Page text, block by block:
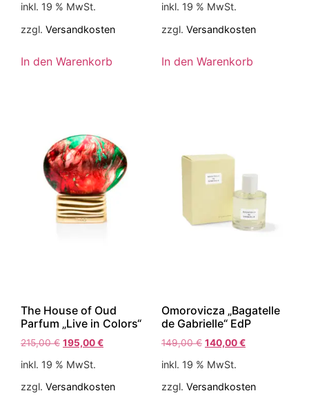
inkl. 19 % MwSt.
zzgl. Versandkosten
In den Warenkorb
inkl. 19 % MwSt.
zzgl. Versandkosten
In den Warenkorb
The House of Oud
Parfum „Live in Colors“
215,00€ 195,00€
inkl. 19 % MwSt.
zzgl. Versandkosten
Omorovicza „Bagatelle
de Gabrielle“ EdP
149,00€ 140,00€
inkl. 19 % MwSt.
zzgl. Versandkosten